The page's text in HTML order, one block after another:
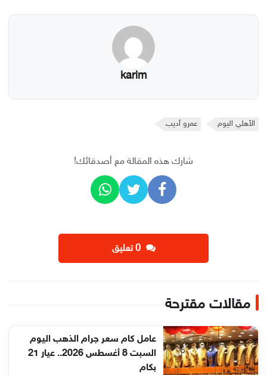
karim
الأهلي اليوم عمرو أديب
شارك هذه المقالة مع أصدقائك!
‫0 تعليق
مقالات مقترحة
عامل كام سعر جرام الذهب اليوم
السبت 8 أغسطس 2026.. عيار 21
بكام